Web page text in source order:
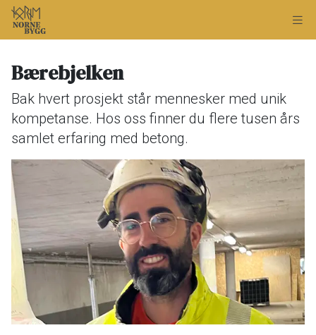
Bærebjelken
Bak hvert prosjekt står mennesker med unik
kompetanse. Hos oss finner du flere tusen års
samlet erfaring med betong.